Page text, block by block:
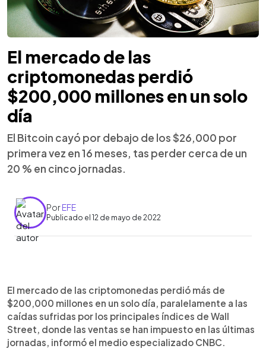
El mercado de las
criptomonedas perdió
$200,000 millones en un solo
día
El Bitcoin cayó por debajo de los $26,000 por
primera vez en 16 meses, tas perder cerca de un
20 % en cinco jornadas.
PorEFE
Publicado el 12 de mayo de 2022
Escuchar artículo
El mercado de las criptomonedas perdió más de
$200,000 millones en un solo día, paralelamente a las
caídas sufridas por los principales índices de Wall
Street, donde las ventas se han impuesto en las últimas
jornadas, informó el medio especializado CNBC.